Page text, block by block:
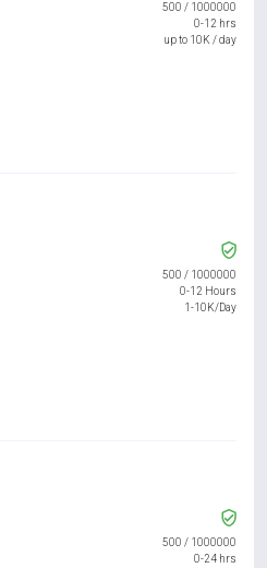
500 / 1000000
0-12 hrs
up to 10K / day
500 / 1000000
0-12 Hours
1-10K/Day
500 / 1000000
0-24 hrs